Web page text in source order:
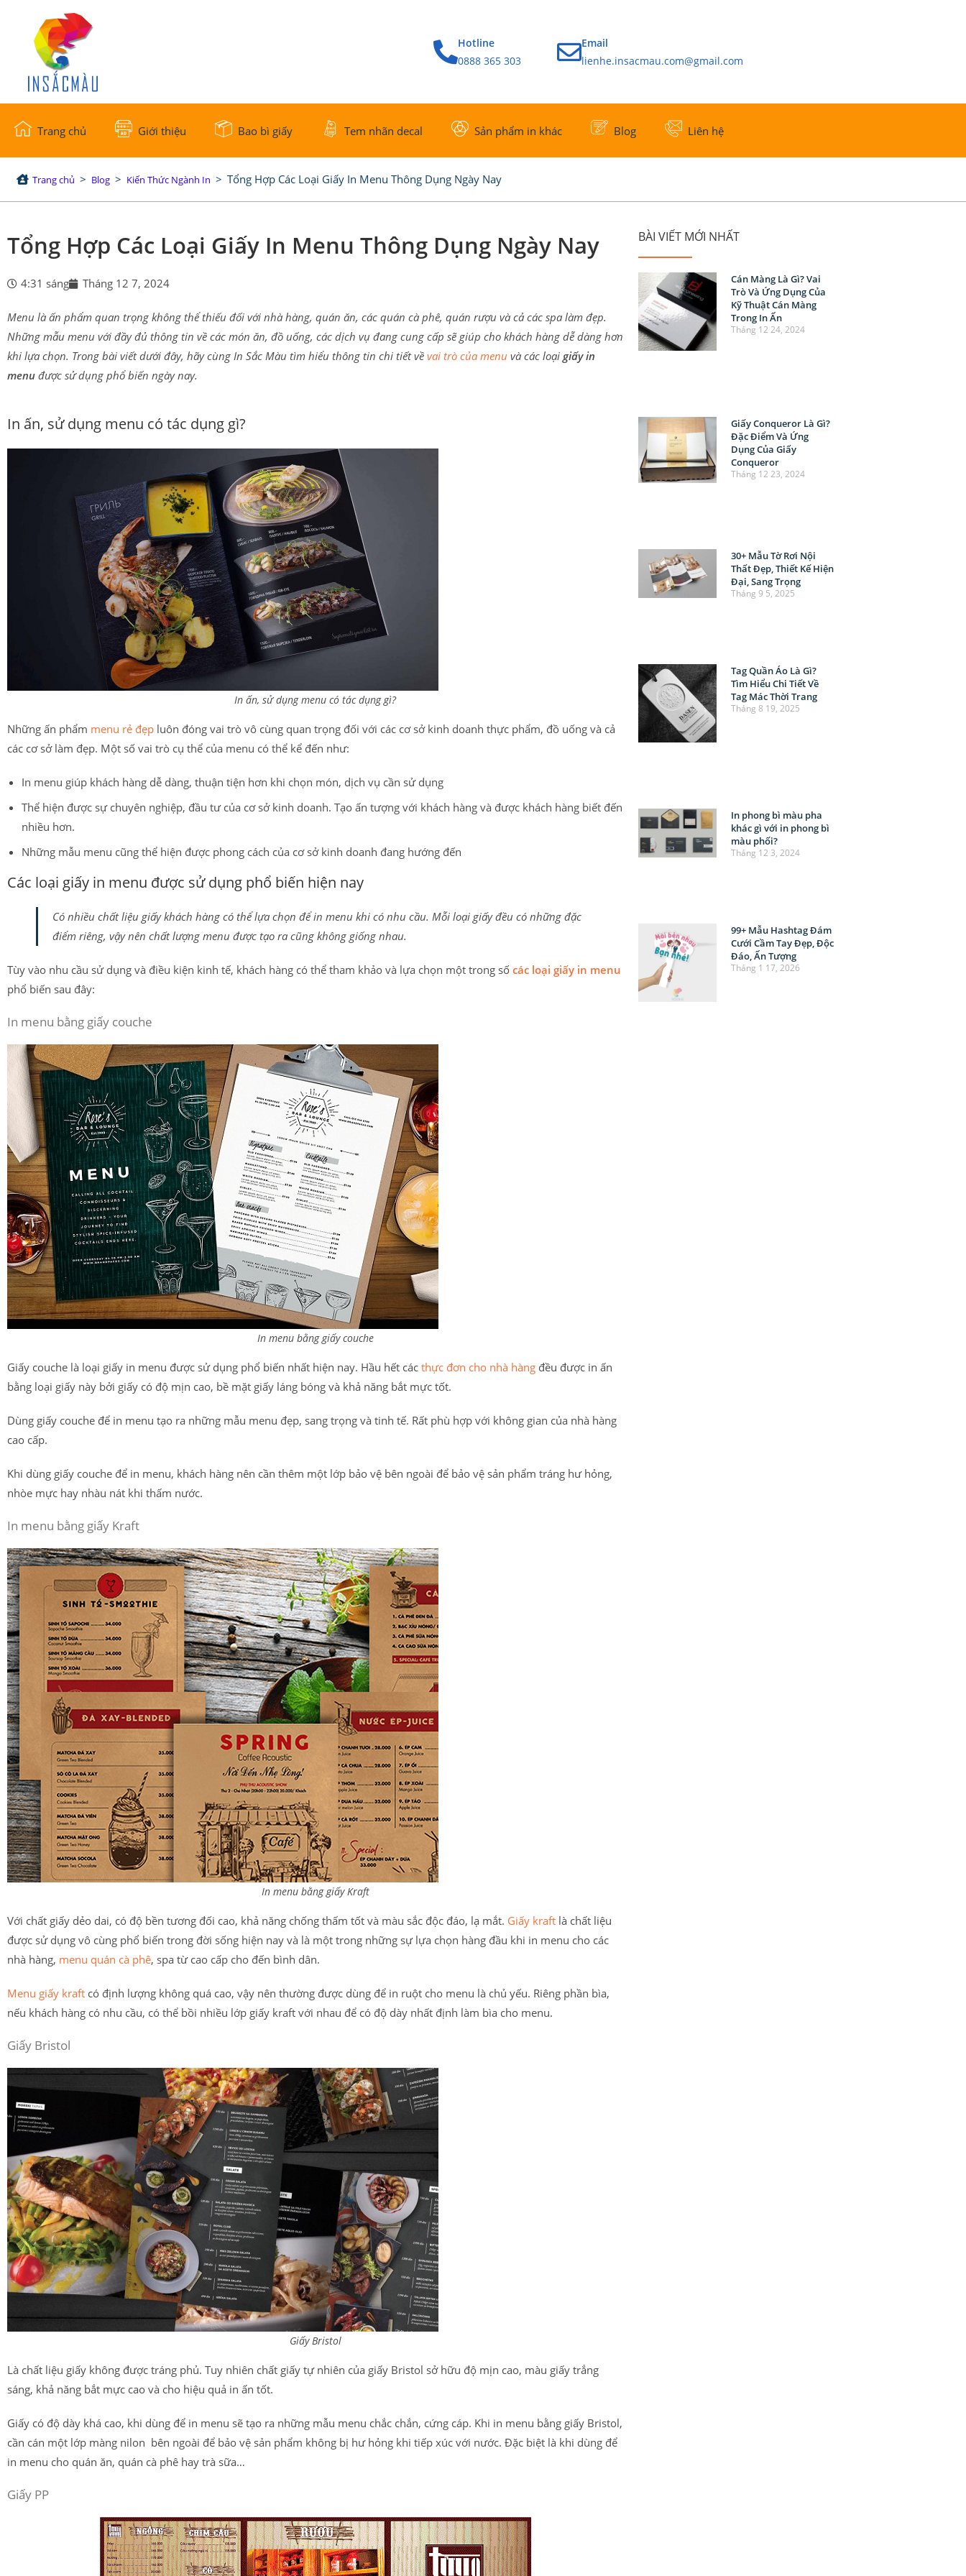
Hotline
0888 365 303
Email
lienhe.insacmau.com@gmail.com
Trang chủ Giới thiệu Bao bì giấy Tem nhãn decal Sản phẩm in khác Blog Liên hệ
Trang chủ > Blog > Kiến Thức Ngành In > Tổng Hợp Các Loại Giấy In Menu Thông Dụng Ngày Nay
Tổng Hợp Các Loại Giấy In Menu Thông Dụng Ngày Nay
4:31 sáng Tháng 12 7, 2024
Menu là ấn phẩm quan trọng không thể thiếu đối với nhà hàng, quán ăn, các quán cà phê, quán rượu và cả các spa làm đẹp.
Những mẫu menu với đầy đủ thông tin về các món ăn, đồ uống, các dịch vụ đang cung cấp sẽ giúp cho khách hàng dễ dàng hơn
khi lựa chọn. Trong bài viết dưới đây, hãy cùng In Sắc Màu tìm hiểu thông tin chi tiết về vai trò của menu và các loại giấy in
menu được sử dụng phổ biến ngày nay.
In ấn, sử dụng menu có tác dụng gì?
In ấn, sử dụng menu có tác dụng gì?
Những ấn phẩm menu rẻ đẹp luôn đóng vai trò vô cùng quan trọng đối với các cơ sở kinh doanh thực phẩm, đồ uống và cả
các cơ sở làm đẹp. Một số vai trò cụ thể của menu có thể kể đến như:
In menu giúp khách hàng dễ dàng, thuận tiện hơn khi chọn món, dịch vụ cần sử dụng
Thể hiện được sự chuyên nghiệp, đầu tư của cơ sở kinh doanh. Tạo ấn tượng với khách hàng và được khách hàng biết đến
nhiều hơn.
Những mẫu menu cũng thể hiện được phong cách của cơ sở kinh doanh đang hướng đến
Các loại giấy in menu được sử dụng phổ biến hiện nay
Có nhiều chất liệu giấy khách hàng có thể lựa chọn để in menu khi có nhu cầu. Mỗi loại giấy đều có những đặc
điểm riêng, vậy nên chất lượng menu được tạo ra cũng không giống nhau.
Tùy vào nhu cầu sử dụng và điều kiện kinh tế, khách hàng có thể tham khảo và lựa chọn một trong số các loại giấy in menu
phổ biến sau đây:
In menu bằng giấy couche
In menu bằng giấy couche
Giấy couche là loại giấy in menu được sử dụng phổ biến nhất hiện nay. Hầu hết các thực đơn cho nhà hàng đều được in ấn
bằng loại giấy này bởi giấy có độ mịn cao, bề mặt giấy láng bóng và khả năng bắt mực tốt.
Dùng giấy couche để in menu tạo ra những mẫu menu đẹp, sang trọng và tinh tế. Rất phù hợp với không gian của nhà hàng
cao cấp.
Khi dùng giấy couche để in menu, khách hàng nên cần thêm một lớp bảo vệ bên ngoài để bảo vệ sản phẩm tráng hư hỏng,
nhòe mực hay nhàu nát khi thấm nước.
In menu bằng giấy Kraft
In menu bằng giấy Kraft
Với chất giấy dẻo dai, có độ bền tương đối cao, khả năng chống thấm tốt và màu sắc độc đáo, lạ mắt. Giấy kraft là chất liệu
được sử dụng vô cùng phổ biến trong đời sống hiện nay và là một trong những sự lựa chọn hàng đầu khi in menu cho các
nhà hàng, menu quán cà phê, spa từ cao cấp cho đến bình dân.
Menu giấy kraft có định lượng không quá cao, vậy nên thường được dùng để in ruột cho menu là chủ yếu. Riêng phần bìa,
nếu khách hàng có nhu cầu, có thể bồi nhiều lớp giấy kraft với nhau để có độ dày nhất định làm bìa cho menu.
Giấy Bristol
Giấy Bristol
Là chất liệu giấy không được tráng phủ. Tuy nhiên chất giấy tự nhiên của giấy Bristol sở hữu độ mịn cao, màu giấy trắng
sáng, khả năng bắt mực cao và cho hiệu quả in ấn tốt.
Giấy có độ dày khá cao, khi dùng để in menu sẽ tạo ra những mẫu menu chắc chắn, cứng cáp. Khi in menu bằng giấy Bristol,
cần cán một lớp màng nilon bên ngoài để bảo vệ sản phẩm không bị hư hỏng khi tiếp xúc với nước. Đặc biệt là khi dùng để
in menu cho quán ăn, quán cà phê hay trà sữa…
Giấy PP
BÀI VIẾT MỚI NHẤT
Cán Màng Là Gì? Vai
Trò Và Ứng Dụng Của
Kỹ Thuật Cán Màng
Trong In Ấn
Tháng 12 24, 2024
Giấy Conqueror Là Gì?
Đặc Điểm Và Ứng
Dụng Của Giấy
Conqueror
Tháng 12 23, 2024
30+ Mẫu Tờ Rơi Nội
Thất Đẹp, Thiết Kế Hiện
Đại, Sang Trọng
Tháng 9 5, 2025
Tag Quần Áo Là Gì?
Tìm Hiểu Chi Tiết Về
Tag Mác Thời Trang
Tháng 8 19, 2025
In phong bì màu pha
khác gì với in phong bì
màu phối?
Tháng 12 3, 2024
99+ Mẫu Hashtag Đám
Cưới Cầm Tay Đẹp, Độc
Đáo, Ấn Tượng
Tháng 1 17, 2026